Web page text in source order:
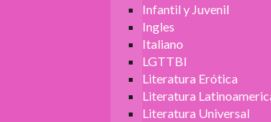
Infantil y Juvenil
Ingles
Italiano
LGTTBI
Literatura Erótica
Literatura
Literatura Universal